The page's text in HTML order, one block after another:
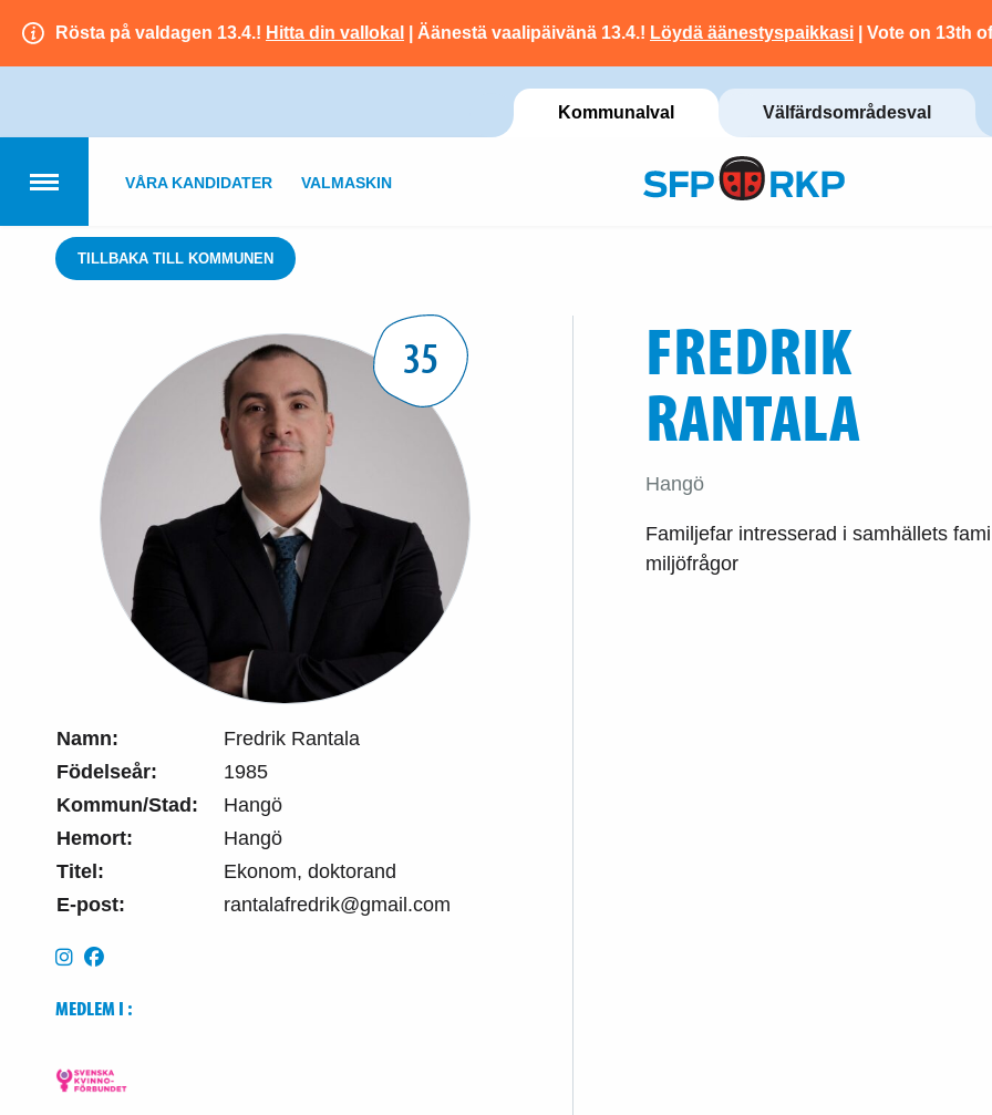
Rösta på valdagen 13.4.! Hitta din vallokal | Äänestä vaalipäivänä 13.4.! Löydä äänestyspaikkasi | Vote on 13th
Kommunalval Välfärdsområdesval
VÅRA KANDIDATER VALMASKIN
TILLBAKA TILL KOMMUNEN
35
Namn:
Fredrik Rantala
Födelseår:
1985
Kommun/Stad:
Hangö
Hemort:
Hangö
Titel:
Ekonom, doktorand
E-post:
rantalafredrik@gmail.com
MEDLEM I :
FREDRIK
RANTALA
Hangö
Familjefar intresserad i samhällets
miljöfrågor